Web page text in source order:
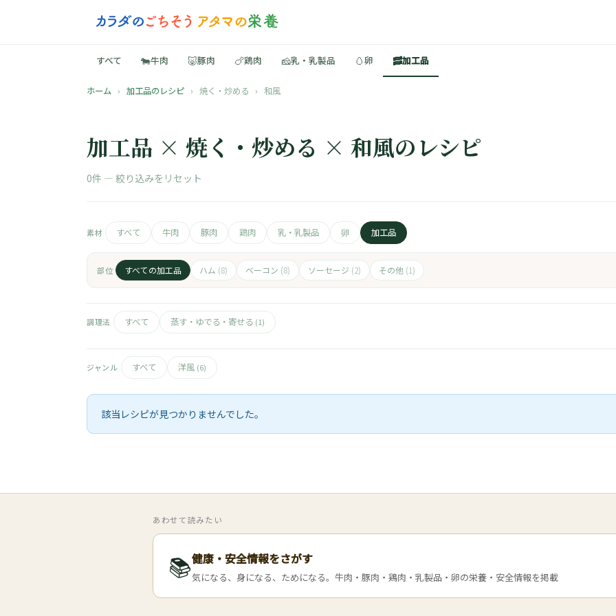
すべて 🐄牛肉 🐷豚肉 🍗鶏肉 🧀乳・乳製品 🥚卵 🥓加工品
ホーム › 加工品のレシピ › 焼く・炒める › 和風
加工品 × 焼く・炒める × 和風のレシピ
0件 — 絞り込みをリセット
素材 すべて 牛肉 豚肉 鶏肉 乳・乳製品 卵 加工品
部位 すべての加工品 ハム (8) ベーコン (8) ソーセージ (2) その他 (1)
調理法 すべて 蒸す・ゆでる・寄せる (1)
ジャンル すべて 洋風 (6)
該当レシピが見つかりませんでした。
あわせて読みたい
📚健康・安全情報をさがす
気になる、身になる、ためになる。牛肉・豚肉・鶏肉・乳製品・卵の栄養・安全情報を掲載